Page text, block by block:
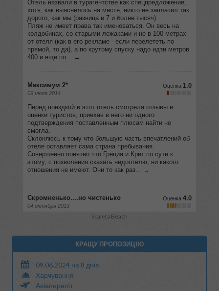
Scaleta Beach
КРАЩУ ПРОПОЗИЦІЮ
09.06.2024 на 8 днів
Харчування
Авіапереліт